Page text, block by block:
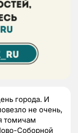
города. И
не очень,
томичам
Соборной